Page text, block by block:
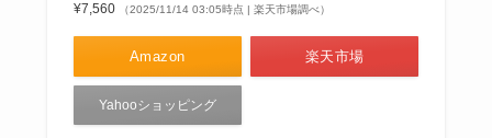
¥7,560
（2025/11/14 03:05時点 | 楽天市場調べ）
Amazon 楽天市場
Yahooショッピング